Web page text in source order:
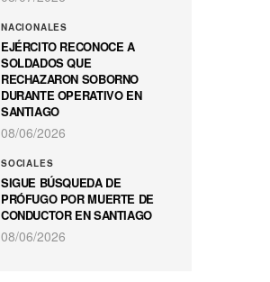
NACIONALES
EJÉRCITO RECONOCE A
SOLDADOS QUE
RECHAZARON SOBORNO
DURANTE OPERATIVO EN
SANTIAGO
08/06/2026
SOCIALES
SIGUE BÚSQUEDA DE
PRÓFUGO POR MUERTE DE
CONDUCTOR EN SANTIAGO
08/06/2026